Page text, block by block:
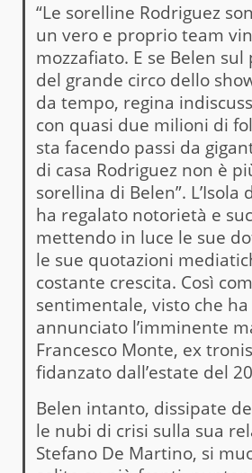
“Le sorelline Rodriguez
un vero e proprio team
mozzafiato. E se Belen
del grande circo dello
da tempo, regina
con quasi due milioni di
sta facendo passi da
di casa Rodriguez non è
sorellina di Belen”. L’Isola
ha regalato notorietà e
mettendo in luce le sue
le sue quotazioni
costante crescita. Così
sentimentale, visto che
annunciato l’imminente
Francesco Monte, ex
fidanzato dall’estate del
Belen intanto, dissipate
le nubi di crisi sulla sua
Stefano De Martino, si